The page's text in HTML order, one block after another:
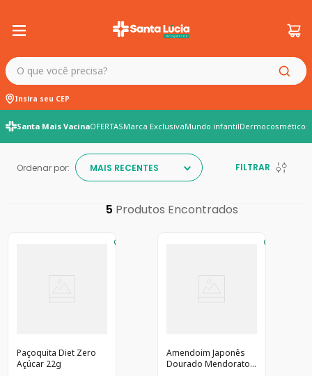
O que você precisa?
Insira seu CEP
Santa Mais VacinaOFERTASMarca ExclusivaMundo infantilDermocosméticos
Ordenar por: MAIS RECENTES FILTRAR
5
Paçoquita Diet Zero
Açúcar 22g
Amendoim Japonês
Dourado Mendorato